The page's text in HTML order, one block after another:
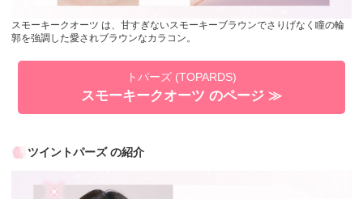
スモーキークオーツ は、甘すぎないスモーキーブラウンでさりげなく瞳の輪
郭を強調した愛されブラウンなカラコン。
トパーズ (TOPARDS)
スモーキークオーツ のページ ≫
ツイントパーズ の紹介